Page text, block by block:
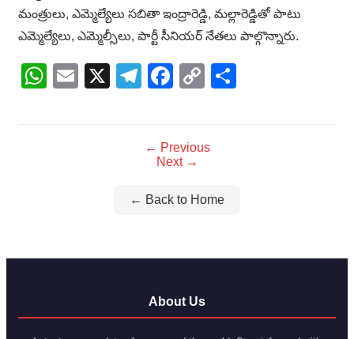
మంత్రులు, ఎమ్మెల్యేలు సబితా ఇంద్రారెడ్డి, మల్లారెడ్డితో పాటు
ఎమ్మెల్యేలు, ఎమ్మెల్సీలు, పార్టీ సీనియర్ నేతలు పాల్గొన్నారు.
WhatsApp
Email
X Telegram
Facebook
Copy
← Previous
Next →
← Back to Home
About Us